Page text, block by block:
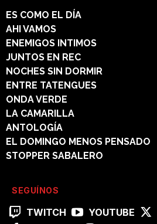
ES COMO EL DÍA
AHI VAMOS
ENEMIGOS INTIMOS
JUNTOS EN REC
NOCHES SIN DORMIR
ENTRE TATENGUES
ONDA VERDE
LA CAMARILLA
ANTOLOGÍA
EL DOMINGO MENOS PENSADO
STOPPER SABALERO
SEGUÍNOS
TWITCH YOUTUBE